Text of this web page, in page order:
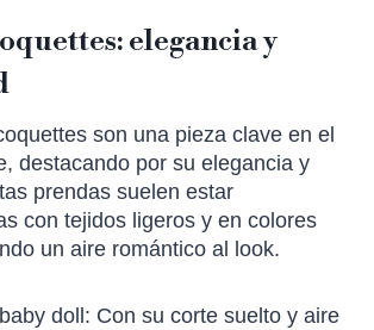
elegancia y
son una pieza clave en el
destacando por su elegancia y
prendas suelen estar
con tejidos ligeros y en colores
un aire romántico al look.
doll: Con su corte suelto y aire